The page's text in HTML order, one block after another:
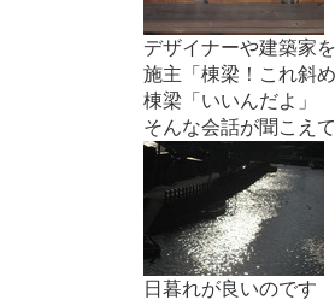
デザイナーや建築家
施主「棟梁！これ斜
棟梁「いいんだよ」
そんな会話が聞こえ
日暮れが良いのです